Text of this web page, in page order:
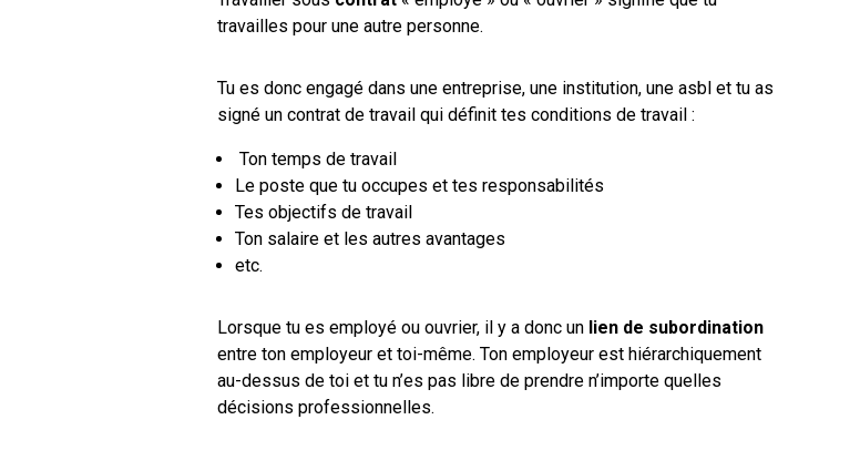
travailles pour une autre personne.
Tu es donc engagé dans une entreprise, une institution, une asbl et tu as
signé un contrat de travail qui définit tes conditions de travail :
Ton temps de travail
Le poste que tu occupes et tes responsabilités
Tes objectifs de travail
Ton salaire et les autres avantages
etc.
Lorsque tu es employé ou ouvrier, il y a donc un lien de subordination
entre ton employeur et toi-même. Ton employeur est hiérarchiquement
au-dessus de toi et tu n’es pas libre de prendre n’importe quelles
décisions professionnelles.